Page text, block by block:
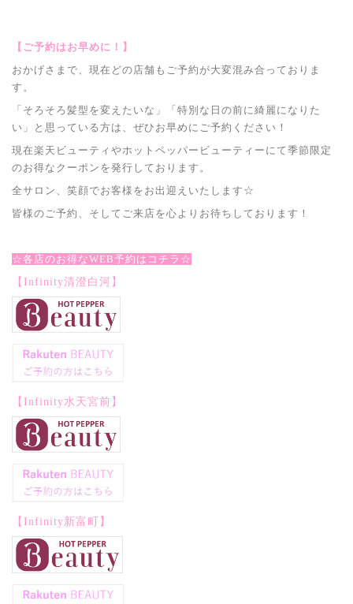
【ご予約はお早めに！】
おかげさまで、現在どの店舗もご予約が大変混み合っておりま
す。
「そろそろ髪型を変えたいな」「特別な日の前に綺麗になりた
い」と思っている方は、ぜひお早めにご予約ください！
現在楽天ビューティやホットペッパービューティーにて季節限定
のお得なクーポンを発行しております。
全サロン、笑顔でお客様をお出迎えいたします☆
皆様のご予約、そしてご来店を心よりお待ちしております！
☆各店のお得なWEB予約はコチラ☆
【Infinity清澄白河】
【Infinity水天宮前】
【Infinity新富町】